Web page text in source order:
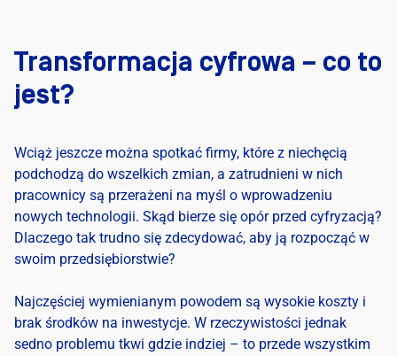
Transformacja cyfrowa – co to
jest?
Wciąż jeszcze można spotkać firmy, które z niechęcią
podchodzą do wszelkich zmian, a zatrudnieni w nich
pracownicy są przerażeni na myśl o wprowadzeniu
nowych technologii. Skąd bierze się opór przed cyfryzacją?
Dlaczego tak trudno się zdecydować, aby ją rozpocząć w
swoim przedsiębiorstwie?
Najczęściej wymienianym powodem są wysokie koszty i
brak środków na inwestycje. W rzeczywistości jednak
sedno problemu tkwi gdzie indziej – to przede wszystkim